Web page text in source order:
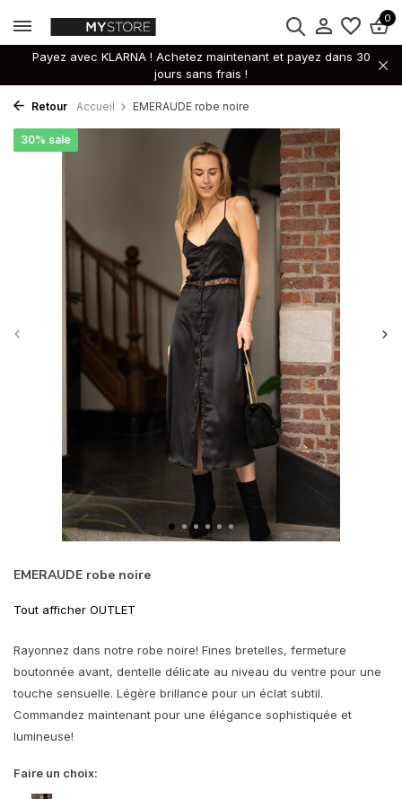
0
Payez avec KLARNA ! Achetez maintenant et payez dans 30
jours sans frais !
Retour Accueil EMERAUDE robe noire
EMERAUDE robe noire
30% sale
Tout afficher OUTLET
Rayonnez dans notre robe noire! Fines bretelles, fermeture
boutonnée avant, dentelle délicate au niveau du ventre pour une
touche sensuelle. Légère brillance pour un éclat subtil.
Commandez maintenant pour une élégance sophistiquée et
lumineuse!
Faire un choix: